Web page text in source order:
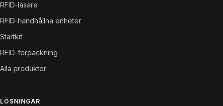
RFID-läsare
RFID-handhållna enheter
Startkit
RFID-förpackning
Alla produkter
LÖSNINGAR